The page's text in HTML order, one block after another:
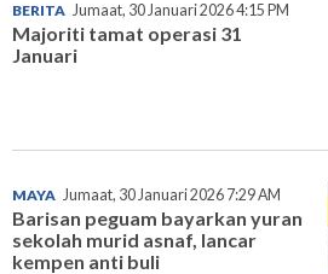
BERITA Jumaat, 30 Januari 2026 4:15 PM
Majoriti tamat operasi 31
Januari
MAYA Jumaat, 30 Januari 2026 7:29 AM
Barisan peguam bayarkan yuran
sekolah murid asnaf, lancar
kempen anti buli